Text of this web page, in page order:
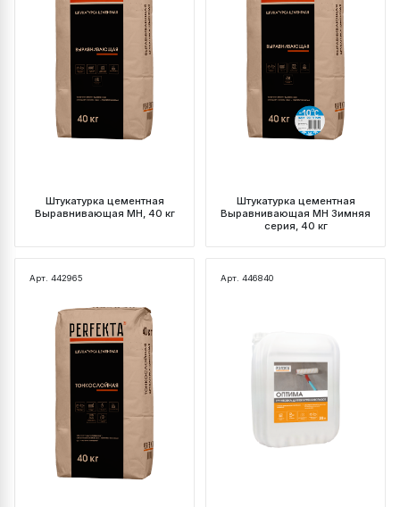
Штукатурка цементная
Выравнивающая МН, 40 кг
Штукатурка цементная
Выравнивающая МН Зимняя
серия, 40 кг
Арт. 442965 Арт. 446840